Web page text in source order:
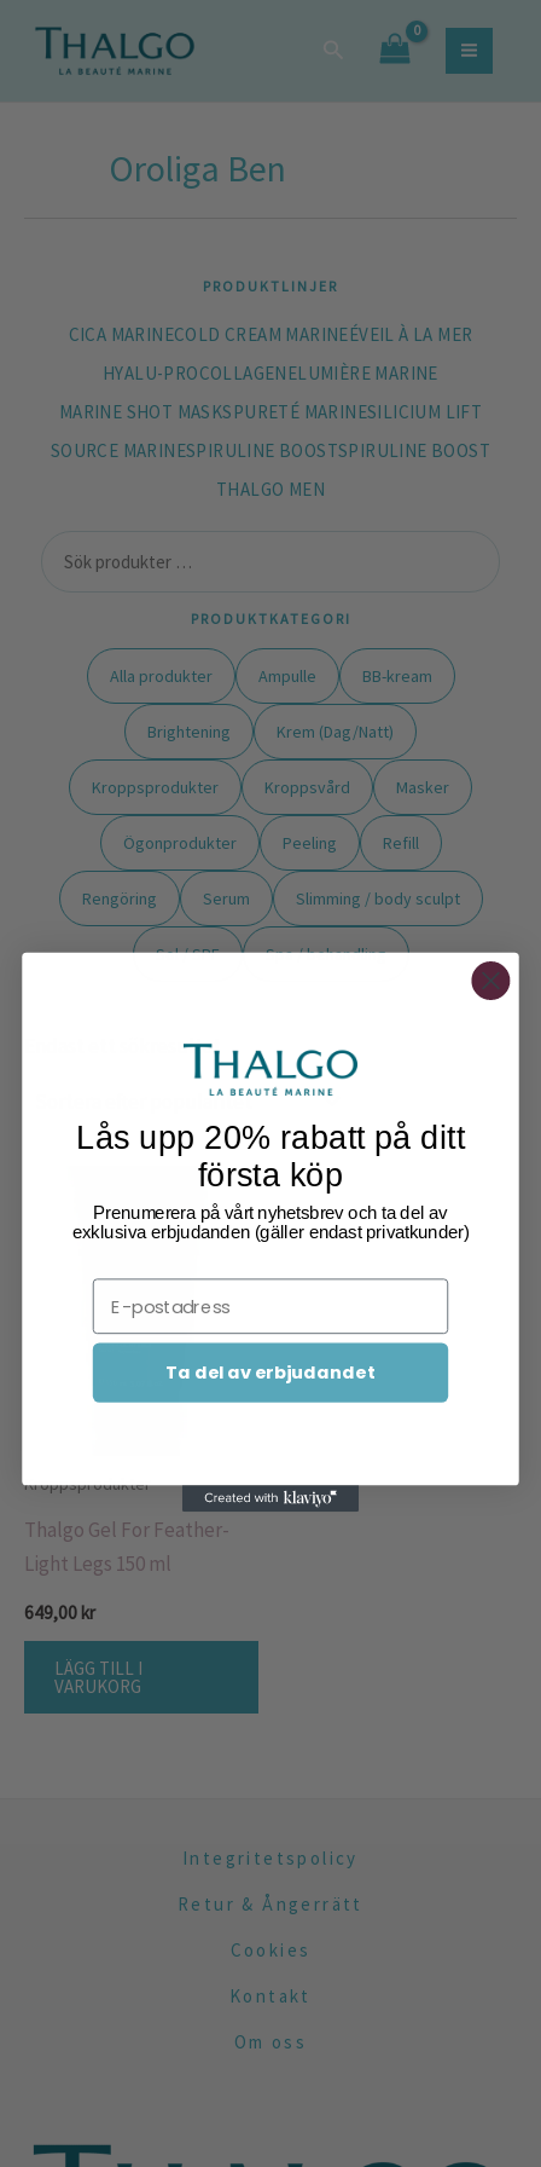
innehåll
Oroliga Ben
PRODUKTLINJER
CICA MARINECOLD CREAM MARINEÉVEIL À LA MER
HYALU-PROCOLLAGENELUMIÈRE MARINE
MARINE SHOT MASKS PURETÉ MARINESILICIUM LIFT
SOURCE MARINESPIRULINE BOOSTSPIRULINE BOOST
THALGO MEN
efter:
PRODUKTKATEGORI
Alla produkter Ampulle BB-kream
Brightening Krem (Dag/Natt)
Kroppsprodukter Kroppsvård Masker
Ögonprodukter Peeling Refill
Rengöring Serum Slimming / body sculpt
Sol / SPF Spa / behandling
Endast ett sökresultat
Kroppsprodukter
Thalgo Gel For Feather-
Light Legs 150 ml
649,00 kr
LÄGG TILL I
VARUKORG
Integritetspolicy
Retur & Ångerrätt
Cookies
Kontakt
Om oss
Lås upp 20% rabatt på ditt
första köp
Prenumerera på vårt nyhetsbrev och ta del av
exklusiva erbjudanden (gäller endast privatkunder)
Email
Ta del av erbjudandet